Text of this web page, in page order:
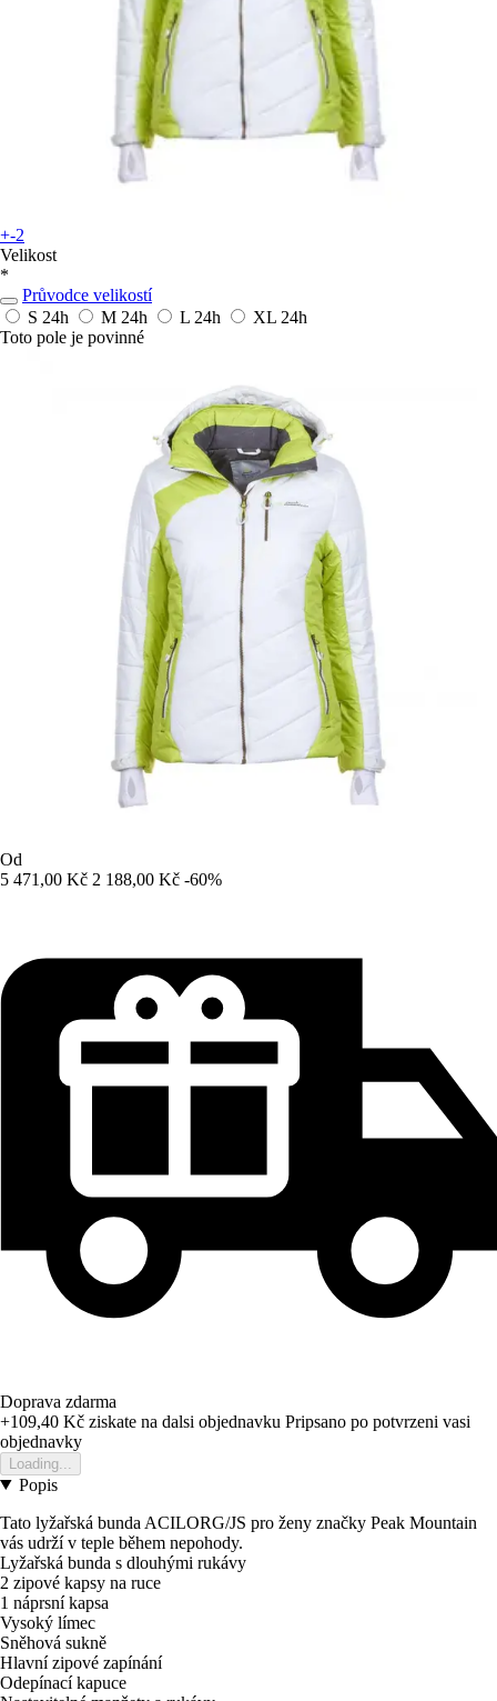
+-2
Velikost
*
Průvodce velikostí
S 24h M 24h L 24h XL 24h
Toto pole je povinné
Od
5 471,00 Kč 2 188,00 Kč -60%
Doprava zdarma
+109,40 Kč ziskate na dalsi objednavku Pripsano po potvrzeni vasi
objednavky
Loading...
Popis
Tato lyžařská bunda ACILORG/JS pro ženy značky Peak Mountain
vás udrží v teple během nepohody.
Lyžařská bunda s dlouhými rukávy
2 zipové kapsy na ruce
1 náprsní kapsa
Vysoký límec
Sněhová sukně
Hlavní zipové zapínání
Odepínací kapuce